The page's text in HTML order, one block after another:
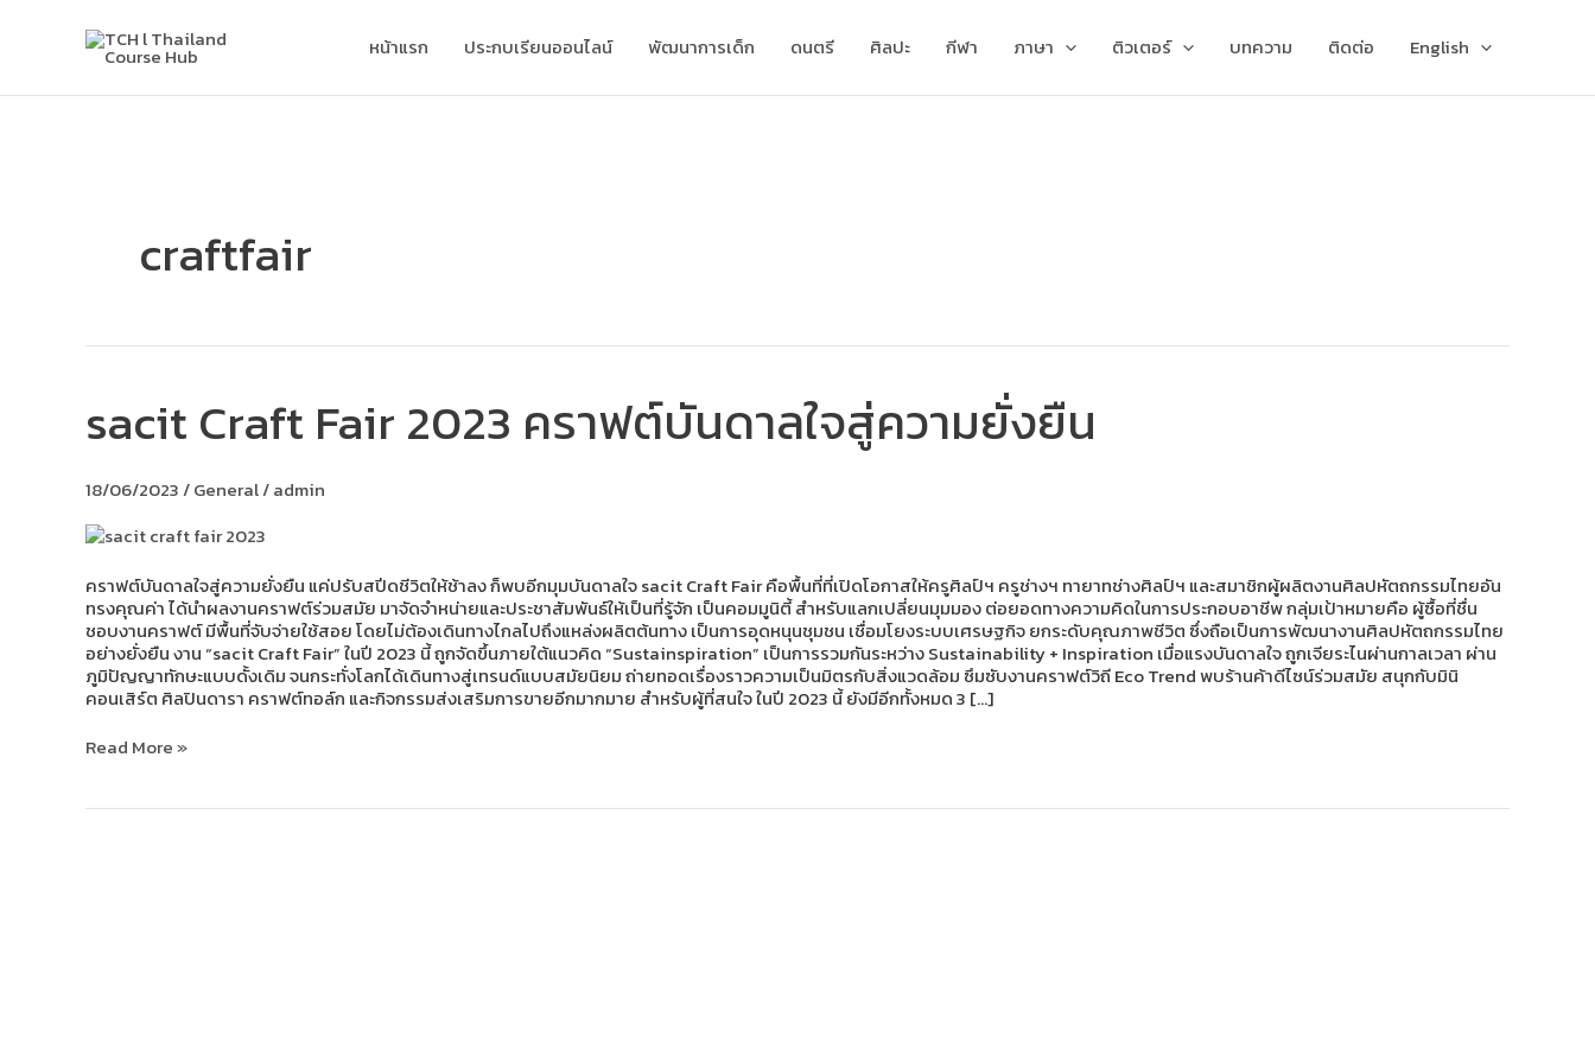
หน้าแรก ประกบเรียนออนไลน์ พัฒนาการเด็ก ดนตรี ศิลปะ กีฬา ภาษา ติวเตอร์ บทความ ติดต่อ English
craftfair
sacit Craft Fair 2023 คราฟต์บันดาลใจสู่ความยั่งยืน
18/06/2023/General/admin
คราฟต์บันดาลใจสู่ความยั่งยืน แค่ปรับสปีดชีวิตให้ช้าลง ก็พบอีกมุมบันดาลใจ sacit Craft Fair คือพื้นที่ที่เปิดโอกาสให้ครูศิลป์ฯ ครูช่างฯ ทายาทช่างศิลป์ฯ และสมาชิกผู้ผลิตงานศิลปหัตถกรรมไทยอัน
ทรงคุณค่า ได้นำผลงานคราฟต์ร่วมสมัย มาจัดจำหน่ายและประชาสัมพันธ์ให้เป็นที่รู้จัก เป็นคอมมูนิตี้ สำหรับแลกเปลี่ยนมุมมอง ต่อยอดทางความคิดในการประกอบอาชีพ กลุ่มเป้าหมายคือ ผู้ซื้อที่ชื่น
ชอบงานคราฟต์ มีพื้นที่จับจ่ายใช้สอย โดยไม่ต้องเดินทางไกลไปถึงแหล่งผลิตต้นทาง เป็นการอุดหนุนชุมชน เชื่อมโยงระบบเศรษฐกิจ ยกระดับคุณภาพชีวิต ซึ่งถือเป็นการพัฒนางานศิลปหัตถกรรมไทย
อย่างยั่งยืน งาน “sacit Craft Fair” ในปี 2023 นี้ ถูกจัดขึ้นภายใต้แนวคิด “Sustainspiration” เป็นการรวมกันระหว่าง Sustainability + Inspiration เมื่อแรงบันดาลใจ ถูกเจียระไนผ่านกาลเวลา ผ่าน
ภูมิปัญญาทักษะแบบดั้งเดิม จนกระทั่งโลกได้เดินทางสู่เทรนด์แบบสมัยนิยม ถ่ายทอดเรื่องราวความเป็นมิตรกับสิ่งแวดล้อม ซึมซับงานคราฟต์วิถี Eco Trend พบร้านค้าดีไซน์ร่วมสมัย สนุกกับมินิ
คอนเสิร์ต ศิลปินดารา คราฟต์ทอล์ก และกิจกรรมส่งเสริมการขายอีกมากมาย สำหรับผู้ที่สนใจ ในปี 2023 นี้ ยังมีอีกทั้งหมด 3 […]
Craft
Fair
ครา
บันดาล
สู่
ความ
ยั่งยืน
Read More »